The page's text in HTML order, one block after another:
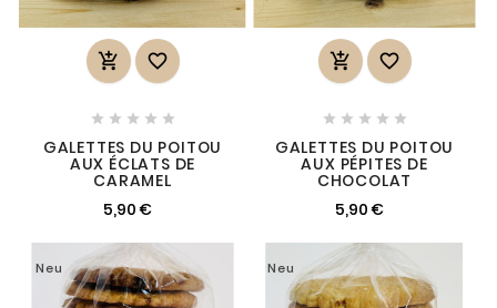
 
    
GALETTES DU POITOU
AUX ÉCLATS DE
CARAMEL
5,90 €
 
    
GALETTES DU POITOU
AUX PÉPITES DE
CHOCOLAT
5,90 €
Neu Neu